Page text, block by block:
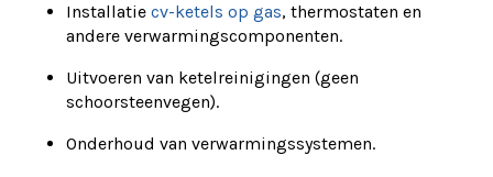
Installatie cv-ketels op gas, thermostaten en
andere verwarmingscomponenten.
Uitvoeren van ketelreinigingen (geen
schoorsteenvegen).
Onderhoud van verwarmingssystemen.